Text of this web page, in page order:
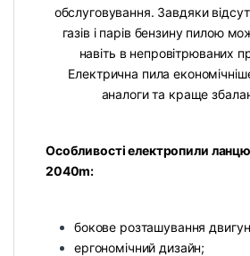
обслуговування. Завдяки
газів і парів бензину пилою
навіть в непровітрюваних
Електрична пила
аналоги та краще
Особливості електропили
2040m:
бокове розташування
ергономічний дизайн;